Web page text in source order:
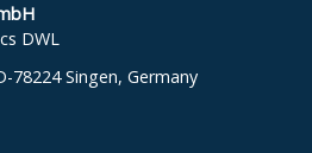
DWL
78224 Singen, Germany